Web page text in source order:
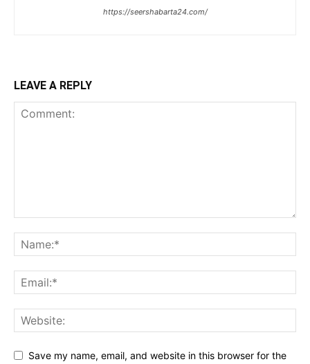
https://seershabarta24.com/
LEAVE A REPLY
Save my name, email, and website in this browser for the